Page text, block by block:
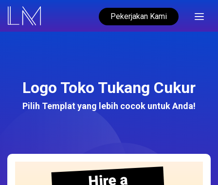
Pekerjakan Kami
Logo Toko Tukang Cukur
Pilih Templat yang lebih cocok untuk Anda!
Hire a